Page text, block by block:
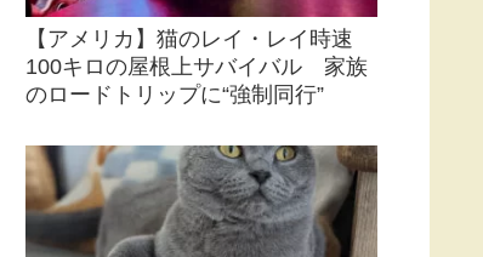
【アメリカ】猫のレイ・レイ時速
100キロの屋根上サバイバル 家族
のロードトリップに“強制同行”